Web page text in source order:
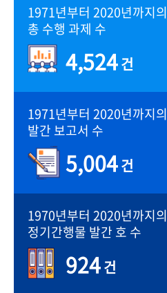
1971년부터 2020년까지의
총 수행 과제 수
4,524건
1971년부터 2020년까지의
발간 보고서 수
5,004건
1970년부터 2020년까지의
정기간행물 발간 호 수
924건